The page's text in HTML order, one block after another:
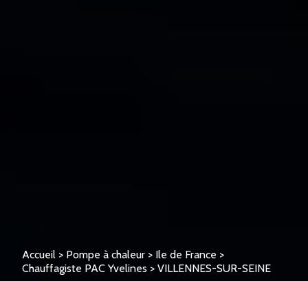
Accueil > Pompe à chaleur > Ile de France >
Chauffagiste PAC Yvelines > VILLENNES-SUR-SEINE